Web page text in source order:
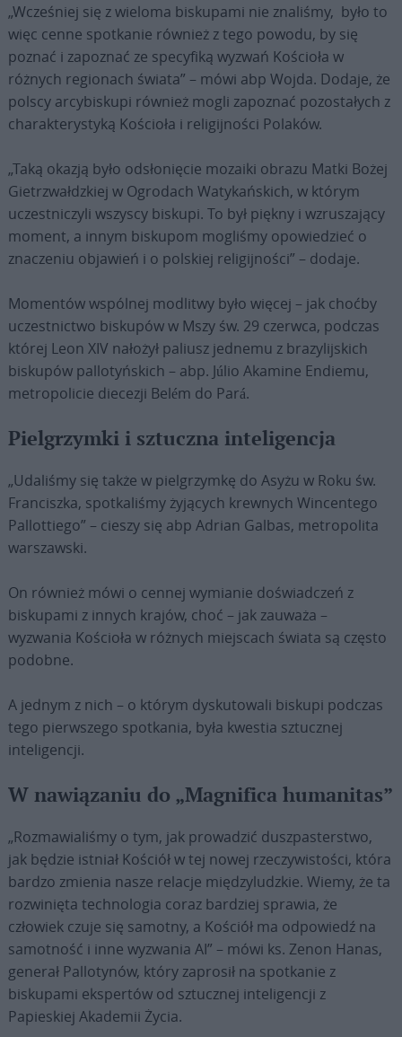
„Wcześniej się z wieloma biskupami nie znaliśmy, było to
więc cenne spotkanie również z tego powodu, by się
poznać i zapoznać ze specyfiką wyzwań Kościoła w
różnych regionach świata” – mówi abp Wojda. Dodaje, że
polscy arcybiskupi również mogli zapoznać pozostałych z
charakterystyką Kościoła i religijności Polaków.
„Taką okazją było odsłonięcie mozaiki obrazu Matki Bożej
Gietrzwałdzkiej w Ogrodach Watykańskich, w którym
uczestniczyli wszyscy biskupi. To był piękny i wzruszający
moment, a innym biskupom mogliśmy opowiedzieć o
znaczeniu objawień i o polskiej religijności” – dodaje.
Momentów wspólnej modlitwy było więcej – jak choćby
uczestnictwo biskupów w Mszy św. 29 czerwca, podczas
której Leon XIV nałożył paliusz jednemu z brazylijskich
biskupów pallotyńskich – abp. Júlio Akamine Endiemu,
metropolicie diecezji Belém do Pará.
Pielgrzymki i sztuczna inteligencja
„Udaliśmy się także w pielgrzymkę do Asyżu w Roku św.
Franciszka, spotkaliśmy żyjących krewnych Wincentego
Pallottiego” – cieszy się abp Adrian Galbas, metropolita
warszawski.
On również mówi o cennej wymianie doświadczeń z
biskupami z innych krajów, choć – jak zauważa –
wyzwania Kościoła w różnych miejscach świata są często
podobne.
A jednym z nich – o którym dyskutowali biskupi podczas
tego pierwszego spotkania, była kwestia sztucznej
inteligencji.
W nawiązaniu do „Magnifica humanitas”
„Rozmawialiśmy o tym, jak prowadzić duszpasterstwo,
jak będzie istniał Kościół w tej nowej rzeczywistości, która
bardzo zmienia nasze relacje międzyludzkie. Wiemy, że ta
rozwinięta technologia coraz bardziej sprawia, że
człowiek czuje się samotny, a Kościół ma odpowiedź na
samotność i inne wyzwania AI” – mówi ks. Zenon Hanas,
generał Pallotynów, który zaprosił na spotkanie z
biskupami ekspertów od sztucznej inteligencji z
Papieskiej Akademii Życia.